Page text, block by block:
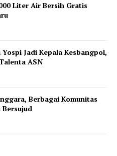
Liter Air Bersih Gratis
Jadi Kepala Kesbangpol,
ASN
Berbagai Komunitas
Bersujud